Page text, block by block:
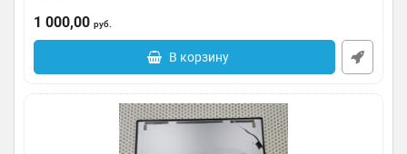
1 000,00 руб.
В корзину